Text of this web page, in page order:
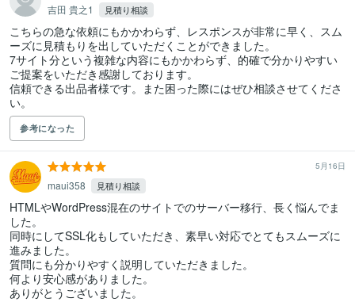
吉田 貴之1 見積り相談
こちらの急な依頼にもかかわらず、レスポンスが非常に早く、スム
ーズに見積もりを出していただくことができました。
7サイト分という複雑な内容にもかかわらず、的確で分かりやすい
ご提案をいただき感謝しております。
信頼できる出品者様です。また困った際にはぜひ相談させてくださ
い。
参考になった
5月16日
maui358 見積り相談
HTMLやWordPress混在のサイトでのサーバー移行、長く悩んでま
した。
同時にしてSSL化もしていただき、素早い対応でとてもスムーズに
進みました。
質問にも分かりやすく説明していただきました。
何より安心感がありました。
ありがとうございました。